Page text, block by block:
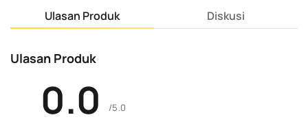
Ulasan Produk Diskusi
Ulasan Produk
0.0 /5.0